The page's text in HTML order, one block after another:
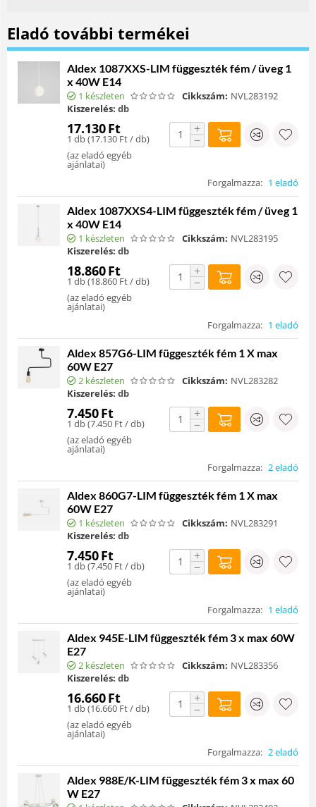
Eladó további termékei
Aldex 1087XXS-LIM függeszték fém / üveg 1
x 40W E14
1 készleten Cikkszám: NVL283192
Kiszerelés: db
17.130Ft
1 db (17.130 Ft/ db)
(az eladó egyéb
ajánlatai)
+
−
Forgalmazza: 1 eladó
Aldex 1087XXS4-LIM függeszték fém / üveg 1
x 40W E14
1 készleten Cikkszám: NVL283195
Kiszerelés: db
18.860Ft
1 db (18.860 Ft/ db)
(az eladó egyéb
ajánlatai)
+
−
Forgalmazza: 1 eladó
Aldex 857G6-LIM függeszték fém 1 X max
60W E27
2 készleten Cikkszám: NVL283282
Kiszerelés: db
7.450Ft
1 db (7.450 Ft/ db)
(az eladó egyéb
ajánlatai)
+
−
Forgalmazza: 2 eladó
Aldex 860G7-LIM függeszték fém 1 X max
60W E27
1 készleten Cikkszám: NVL283291
Kiszerelés: db
7.450Ft
1 db (7.450 Ft/ db)
(az eladó egyéb
ajánlatai)
+
−
Forgalmazza: 1 eladó
Aldex 945E-LIM függeszték fém 3 x max 60W
E27
2 készleten Cikkszám: NVL283356
Kiszerelés: db
16.660Ft
1 db (16.660 Ft/ db)
(az eladó egyéb
ajánlatai)
+
−
Forgalmazza: 2 eladó
Aldex 988E/K-LIM függeszték fém 3 x max 60
W E27